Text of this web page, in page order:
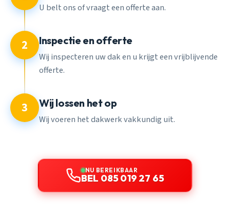
U belt ons of vraagt een offerte aan.
2 Inspectie en offerte
Wij inspecteren uw dak en u krijgt een vrijblijvende
offerte.
3 Wij lossen het op
Wij voeren het dakwerk vakkundig uit.
NU BEREIKBAAR
BEL 085 019 27 65